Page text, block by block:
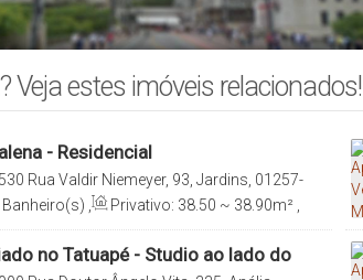
Veja estes imóveis relacionados!
- Residencial
Rua Valdir Niemeyer, 93, Jardins, 01257-
Paulo, São Paulo, Brasil
Banheiro(s) Privativo: 38.50 ~ 38.90m²
no Tatuapé - Studio ao lado do